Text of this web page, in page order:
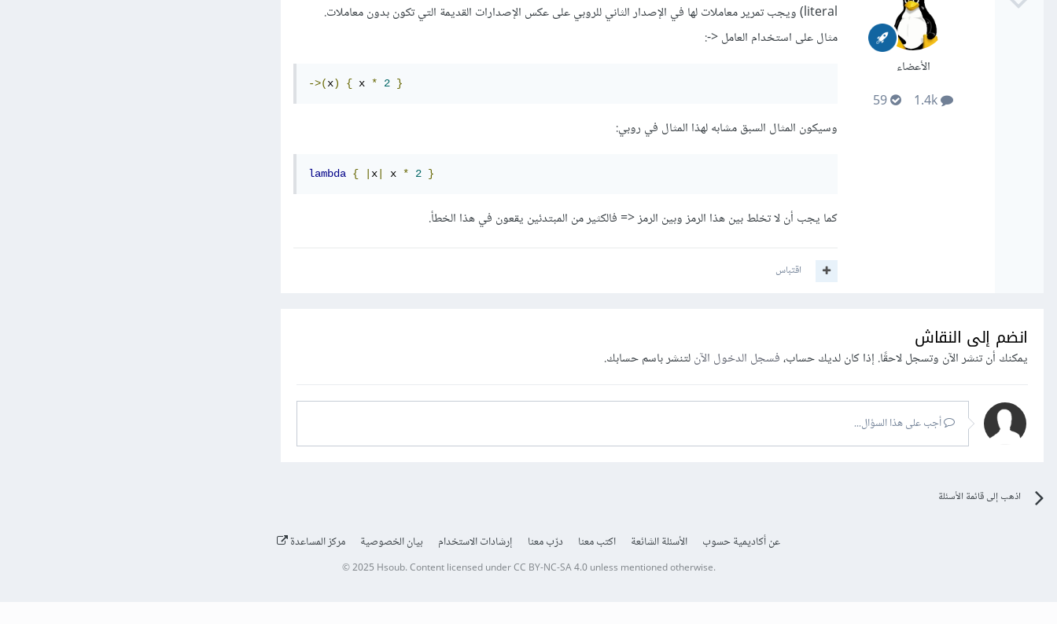
الأعضاء
literal) ويجب تمرير معاملات لها في الإصدار الثاني للروبي على عكس الإصدارات القديمة التي تكون بدون معاملات.
مثال على استخدام العامل <-:
->(x) { x * 2 }
وسيكون المثال السبق مشابه لهذا المثال في روبي:
lambda { x x * 2 }
كما يجب أن لا تخلط بين هذا الرمز وبين الرمز <= فالكثير من المبتدئين يقعون في هذا الخطأ.
اقتباس
انضم إلى النقاش
يمكنك أن تنشر الآن وتسجل لاحقًا. إذا كان لديك حساب،فسجل الدخول الآنلتنشر باسم حسابك.
أجب على هذا السؤال...
اذهب إلى قائمة الأسئلة
عن أكاديمية حسوب الأسئلة الشائعة اكتب معنا درّب معنا إرشادات الاستخدام بيان الخصوصية مركز المساعدة
© 2025 Hsoub.Content licensed underCC BY-NC-SA 4.0unless mentioned otherwise.